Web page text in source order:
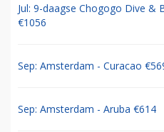
Jul: 9-daagse Chogogo Dive &
€1056
Sep: Amsterdam - Curacao
Sep: Amsterdam - Aruba €614